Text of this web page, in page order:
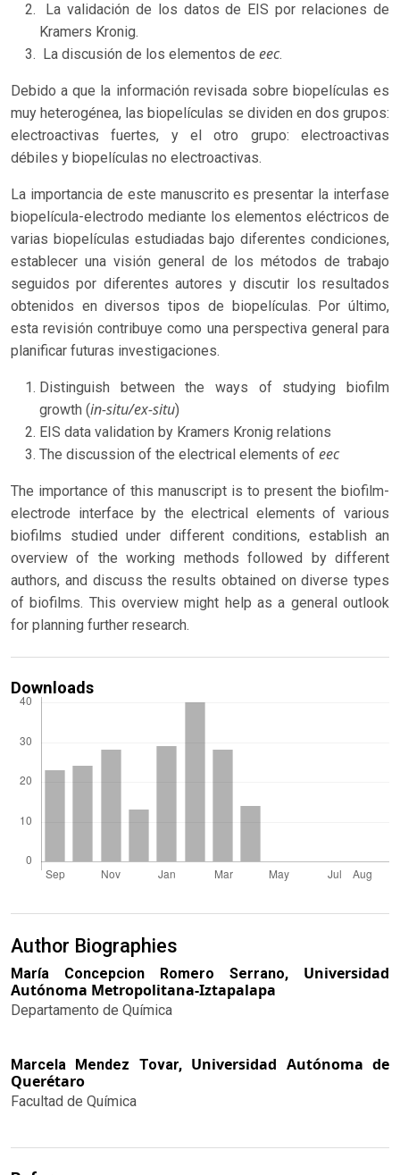
La validación de los datos de EIS por relaciones de
Kramers Kronig.
La discusión de los elementos de eec.
Debido a que la información revisada sobre biopelículas es
muy heterogénea, las biopelículas se dividen en dos grupos:
electroactivas fuertes, y el otro grupo: electroactivas
débiles y biopelículas no electroactivas.
La importancia de este manuscrito es presentar la interfase
biopelícula-electrodo mediante los elementos eléctricos de
varias biopelículas estudiadas bajo diferentes condiciones,
establecer una visión general de los métodos de trabajo
seguidos por diferentes autores y discutir los resultados
obtenidos en diversos tipos de biopelículas. Por último,
esta revisión contribuye como una perspectiva general para
planificar futuras investigaciones.
Distinguish between the ways of studying biofilm
growth (in-situ/ex-situ)
EIS data validation by Kramers Kronig relations
The discussion of the electrical elements of eec
The importance of this manuscript is to present the biofilm-
electrode interface by the electrical elements of various
biofilms studied under different conditions, establish an
overview of the working methods followed by different
authors, and discuss the results obtained on diverse types
of biofilms. This overview might help as a general outlook
for planning further research.
Downloads
Author Biographies
María Concepcion Romero Serrano, Universidad
Autónoma Metropolitana-Iztapalapa
Departamento de Química
Marcela Mendez Tovar, Universidad Autónoma de
Querétaro
Facultad de Química